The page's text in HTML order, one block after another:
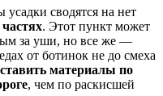
сводятся на нет
. Этот пункт может
за уши, но все же —
от ботинок не до смеха
материалы по
, чем по раскисшей